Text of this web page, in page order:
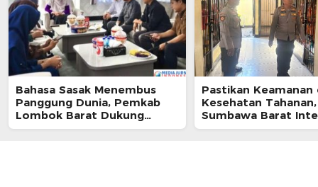
Bahasa Sasak Menembus
Panggung Dunia, Pemkab
Lombok Barat Dukung
Kongres Internasional
Pastikan Keamanan
Kesehatan
Sumbawa Barat
Pengecekan Rutan